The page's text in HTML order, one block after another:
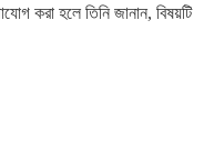
করা হলে তিনি জানান, বিষয়টি